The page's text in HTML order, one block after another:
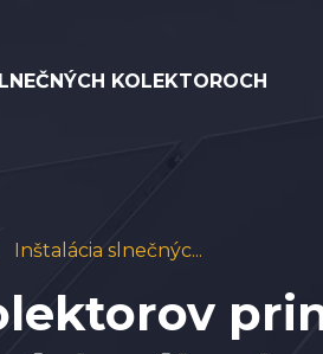
KOLEKTOROCH
Inštalácia slnečnýc...